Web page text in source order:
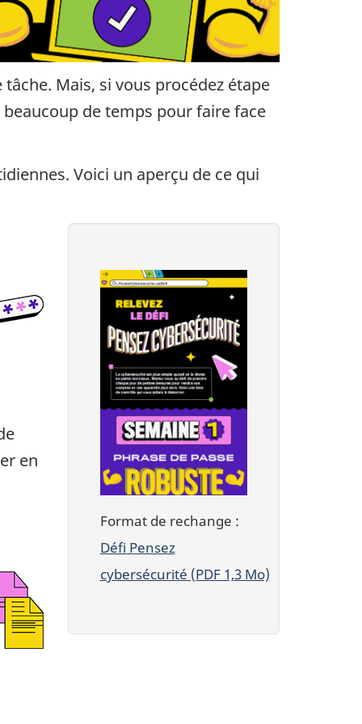
Mais, si vous procédez étape
de temps pour faire face
Voici un aperçu de ce qui
en
Format de rechange :
Défi Pensez
cybersécurité (PDF 1,3 Mo)